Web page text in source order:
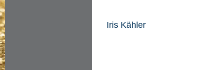
Iris Kähler